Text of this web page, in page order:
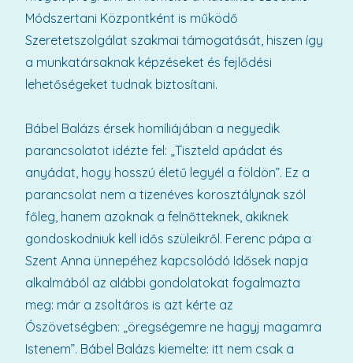
Módszertani Központként is működő
Szeretetszolgálat szakmai támogatását, hiszen így
a munkatársaknak képzéseket és fejlődési
lehetőségeket tudnak biztosítani.
Bábel Balázs érsek homíliájában a negyedik
parancsolatot idézte fel: „Tiszteld apádat és
anyádat, hogy hosszú életű legyél a földön”. Ez a
parancsolat nem a tizenéves korosztálynak szól
főleg, hanem azoknak a felnőtteknek, akiknek
gondoskodniuk kell idős szüleikről. Ferenc pápa a
Szent Anna ünnepéhez kapcsolódó Idősek napja
alkalmából az alábbi gondolatokat fogalmazta
meg: már a zsoltáros is azt kérte az
Ószövetségben: „öregségemre ne hagyj magamra
Istenem”. Bábel Balázs kiemelte: itt nem csak a